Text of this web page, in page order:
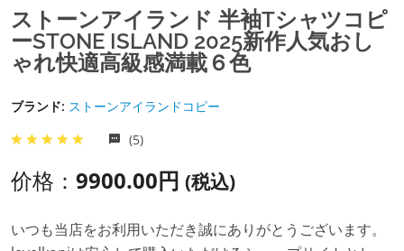
ストーンアイランド 半袖tシャツコピ
ーSTONE ISLAND 2025新作人気おし
ゃれ快適高級感満載６色
ブランド: ストーンアイランドコピー
(5)
价格： 9900.00円 (税込)
いつも当店をお利用いただき誠にありがとうございます。